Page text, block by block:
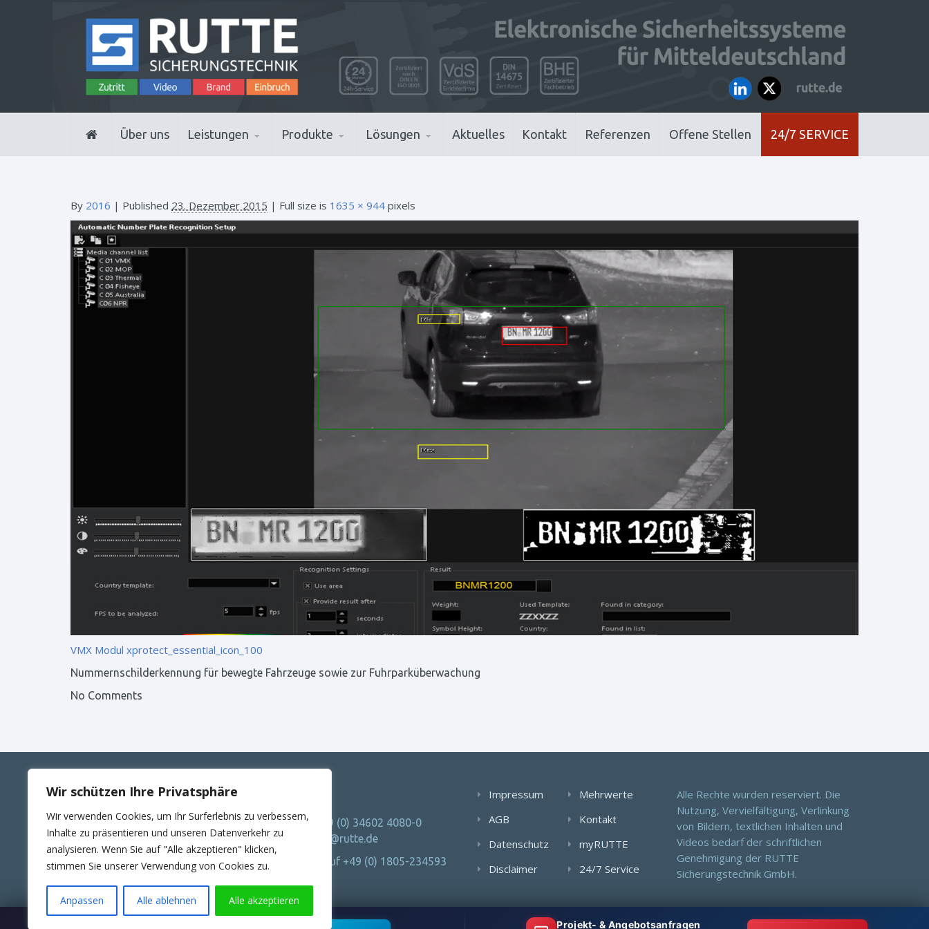
Wir schützen Ihre Privatsphäre
Wir verwenden Cookies, um Ihr Surferlebnis zu verbessern,
Inhalte zu präsentieren und unseren Datenverkehr zu
analysieren. Wenn Sie auf "Alle akzeptieren" klicken,
stimmen Sie unserer Verwendung von Cookies zu.
Anpassen Alle ablehnen Alle akzeptieren
Über uns Leistungen Produkte Lösungen Aktuelles Kontakt Referenzen Offene Stellen 24/7 SERVICE
By 2016 | Published 23. Dezember 2015 | Full size is 1635 × 944 pixels
VMX Modul xprotect_essential_icon_100
Nummernschilderkennung für bewegte Fahrzeuge sowie zur Fuhrparküberwachung
No Comments
ANSCHRIFT
RUTTE Sicherungstechnik GmbH
Wilhelm-Külz-Str.4
06188 Landsberg
Telefon: +49 (0) 34602 4080-0
E-Mail: info@rutte.de
24Std. Notruf +49 (0) 1805-234593
Impressum
AGB
Datenschutz
Disclaimer
Mehrwerte
Kontakt
myRUTTE
24/7 Service
Alle Rechte wurden reserviert. Die
Nutzung, Vervielfältigung, Verlinkung
von Bildern, textlichen Inhalten und
Videos bedarf der schriftlichen
Genehmigung der RUTTE
Sicherungstechnik GmbH.
Projekt- & Angebotsanfragen